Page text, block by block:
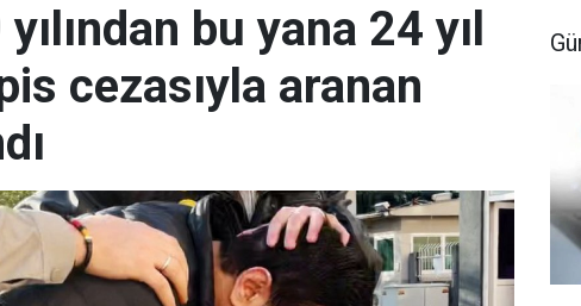
bu yana 24 yıl
cezasıyla aranan